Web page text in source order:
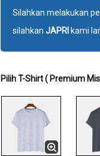
Silahkan melakukan
silahkan JAPRI kami
Pilih T-Shirt ( Premium